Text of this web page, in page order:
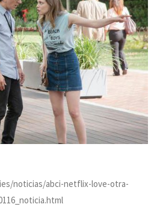
noticias/abci-netflix-love-otra-